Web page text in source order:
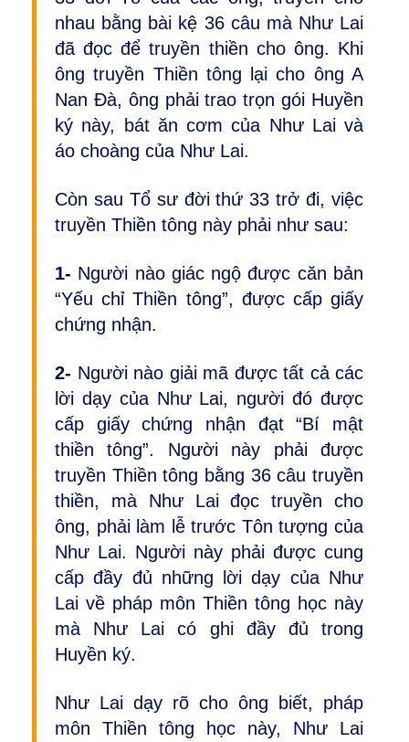
nhau bằng bài kệ 36 câu mà Như Lai
đã đọc để truyền thiền cho ông. Khi
ông truyền Thiền tông lại cho ông A
Nan Đà, ông phải trao trọn gói Huyền
ký này, bát ăn cơm của Như Lai và
áo choàng của Như Lai.
Còn sau Tổ sư đời thứ 33 trở đi, việc
truyền Thiền tông này phải như sau:
1- Người nào giác ngộ được căn bản
“Yếu chỉ Thiền tông”, được cấp giấy
chứng nhận.
2- Người nào giải mã được tất cả các
lời dạy của Như Lai, người đó được
cấp giấy chứng nhận đạt “Bí mật
thiền tông”. Người này phải được
truyền Thiền tông bằng 36 câu truyền
thiền, mà Như Lai đọc truyền cho
ông, phải làm lễ trước Tôn tượng của
Như Lai. Người này phải được cung
cấp đầy đủ những lời dạy của Như
Lai về pháp môn Thiền tông học này
mà Như Lai có ghi đầy đủ trong
Huyền ký.
Như Lai dạy rõ cho ông biết, pháp
môn Thiền tông học này, Như Lai